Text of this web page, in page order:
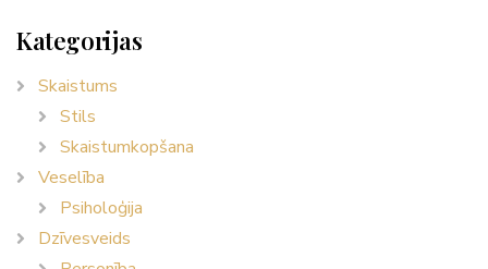
Kategorijas
Skaistums
Stils
Skaistumkopšana
Veselība
Psiholoģija
Dzīvesveids